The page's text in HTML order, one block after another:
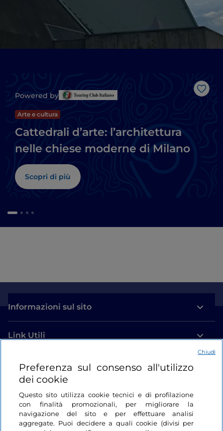
Like
Powered by
Arte e cultura
Cattedrali d’arte: l’architettura
nelle chiese moderne di Milano
Scopri di più
Informazioni sul sito
Link Utili
Login
Restiamo in contatto
Preferenza sul consenso all'utilizzo
dei cookie
Questo sito utilizza cookie tecnici e di profilazione
con finalità promozionali, per migliorare la
navigazione del sito e per effettuare analisi
aggregate. Puoi decidere a quali cookie (divisi per
Chiudi